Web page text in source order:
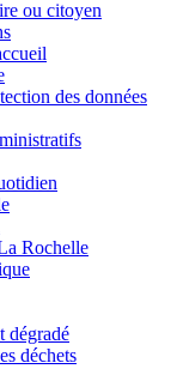
ou citoyen
des données
Rochelle
dégradé
déchets